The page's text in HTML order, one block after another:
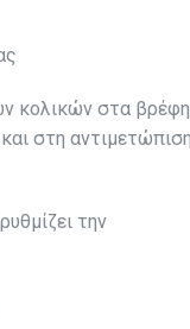
κολικών στα βρέφη
στη
την